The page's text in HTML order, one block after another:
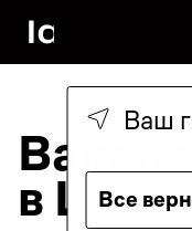
Ваш
Все
в